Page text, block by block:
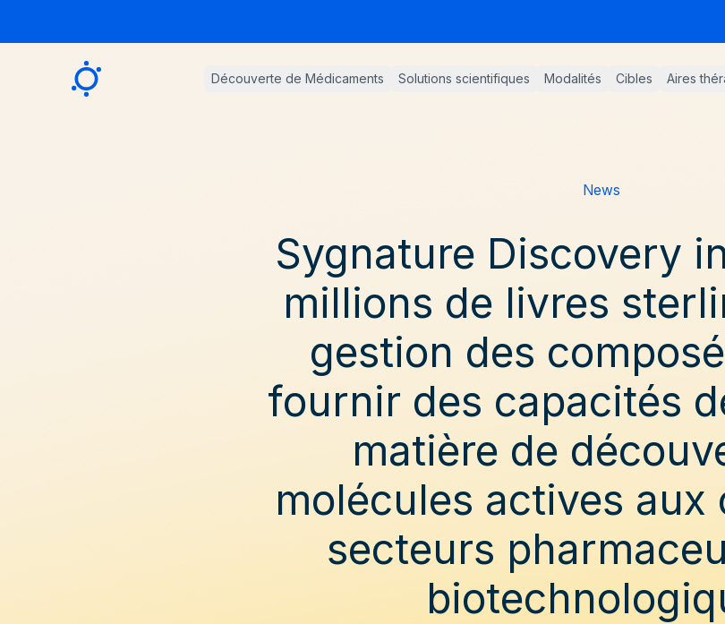
Sygnature Découverte de Médicaments Solutions scientifiques Modalités Cibles Aires
News
Sygnature Discovery
millions de livres
gestion des
fournir des capacités
matière de
molécules actives aux
secteurs